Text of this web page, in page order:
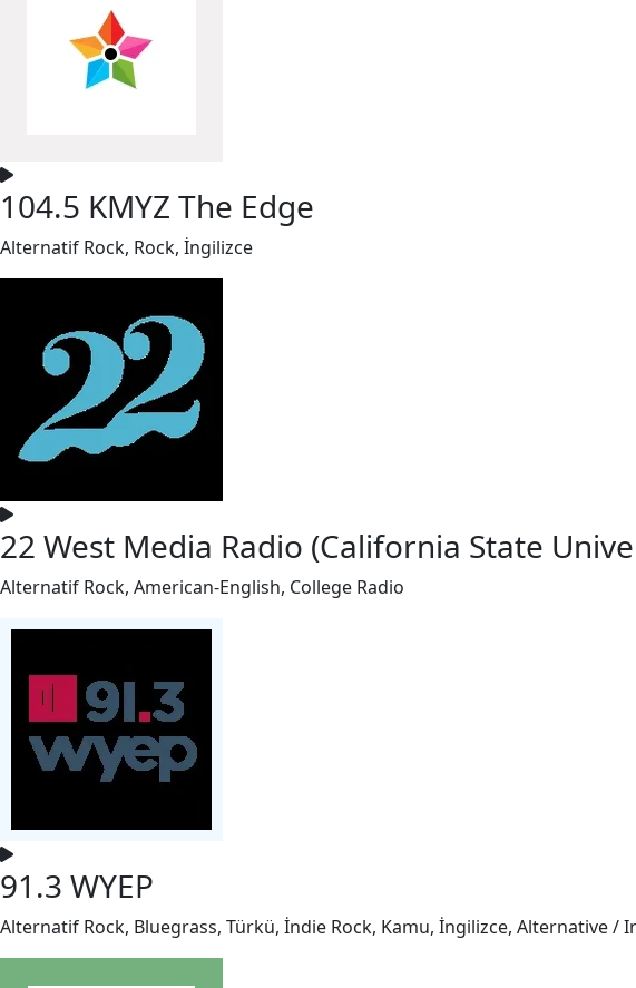
104.5 KMYZ The Edge
Alternatif Rock, Rock, İngilizce
22 West Media Radio (California State
Alternatif Rock, American-English, College Radio
91.3 WYEP
Alternatif Rock, Bluegrass, Türkü, İndie Rock, Kamu, İngilizce, Alternative /